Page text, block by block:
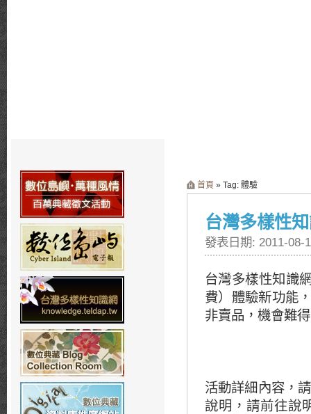
首頁 » Tag: 體驗
台灣多樣性
發表日期: 2011-08-
台灣多樣性知識
費）體驗新功能
非賣品，機會難
活動詳細內容，
說明，請前往說